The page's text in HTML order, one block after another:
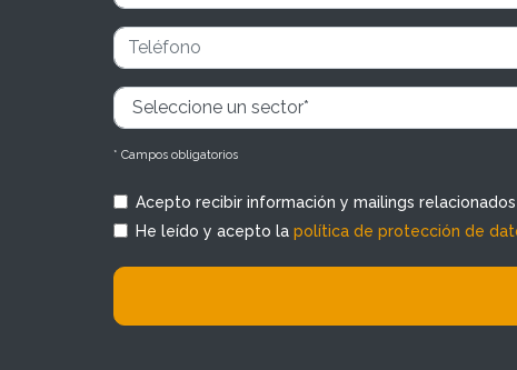
* Campos obligatorios
Acepto recibir información y mailings
He leído y acepto la política de protección de